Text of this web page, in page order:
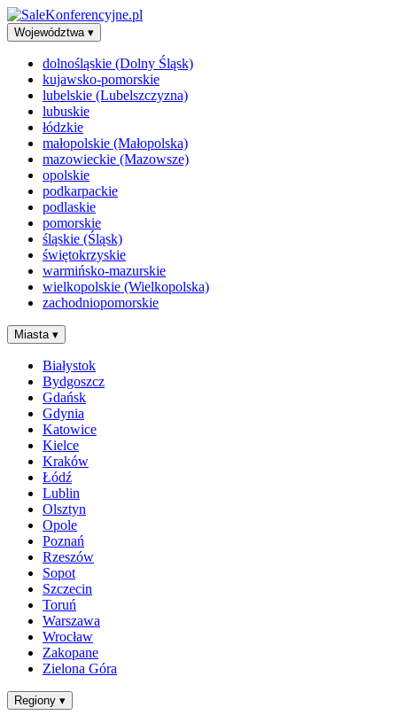
Województwa ▾
dolnośląskie (Dolny Śląsk)
kujawsko-pomorskie
lubelskie (Lubelszczyzna)
lubuskie
łódzkie
małopolskie (Małopolska)
mazowieckie (Mazowsze)
opolskie
podkarpackie
podlaskie
pomorskie
śląskie (Śląsk)
świętokrzyskie
warmińsko-mazurskie
wielkopolskie (Wielkopolska)
zachodniopomorskie
Miasta ▾
Białystok
Bydgoszcz
Gdańsk
Gdynia
Katowice
Kielce
Kraków
Łódź
Lublin
Olsztyn
Opole
Poznań
Rzeszów
Sopot
Szczecin
Toruń
Warszawa
Wrocław
Zakopane
Zielona Góra
Regiony ▾